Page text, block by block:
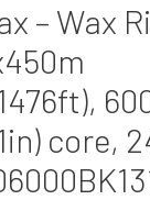
– Wax
core,